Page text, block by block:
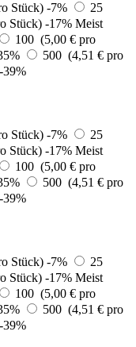
Stück) -7%
25
Stück) -17% Meist
100 (5,00 € pro
500 (4,51 € pro
-39%
Stück) -7%
25
Stück) -17% Meist
100 (5,00 € pro
500 (4,51 € pro
-39%
Stück) -7%
25
Stück) -17% Meist
100 (5,00 € pro
500 (4,51 € pro
-39%